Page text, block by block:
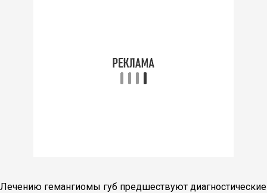
Лечению гемангиомы губ предшествуют диагностические